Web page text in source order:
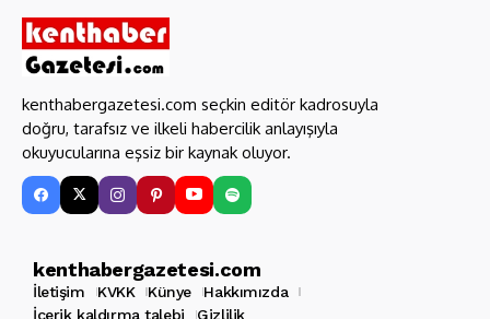
kenthabergazetesi.com seçkin editör kadrosuyla
doğru, tarafsız ve ilkeli habercilik anlayışıyla
okuyucularına eşsiz bir kaynak oluyor.
kenthabergazetesi.com
İletişim KVKK Künye
Hakkımızda
İçerik kaldırma talebi
Gizlilik